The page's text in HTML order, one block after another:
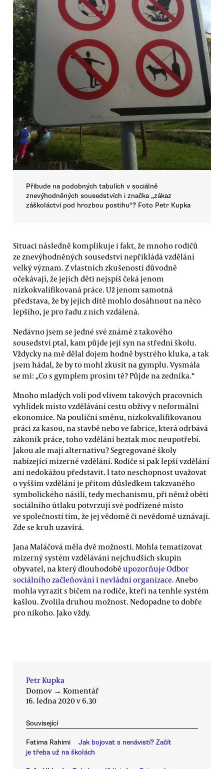
Přibude na podobných tabulích v sociálně
znevýhodněných sousedstvích i značka „zákaz
záškoláctví pod hrozbou postihu“? Foto Petr Kupka
Situaci následně komplikuje i fakt, že mnoho rodičů
ze znevýhodněných sousedství nepřikládá vzdělání
velký význam. Z vlastních zkušeností důvodně
očekávají, že jejich děti nejspíš čeká jenom
nízkokvalifikovaná práce. Už jenom samotná
představa, že by jejich dítě mohlo dosáhnout na něco
lepšího, je pro řadu z nich vzdálená.
Nedávno jsem se jedné své známé z takového
sousedství ptal, kam půjde její syn na střední školu.
Vždycky na mě dělal dojem hodně bystrého kluka, a tak
jsem hádal, že by to mohl zkusit na gymplu. Vysmála
se mi: „Co s gymplem prosím tě? Půjde na zedníka.“
Mnoho mladých volí pod vlivem takových pracovních
vyhlídek místo vzdělávání cestu obživy v neformální
ekonomice. Na pouliční směnu, nízkokvalifikovanou
práci za kasou, na stavbě nebo ve fabrice, která odrbává
zákoník práce, toho vzdělání beztak moc neupotřebí.
Jakou ale mají alternativu? Segregované školy
nabízející mizerné vzdělání. Rodiče si pak lepší vzdělání
ani nedokážou představit. I tato neschopnost uvažovat
o vyšším vzdělání je přitom důsledkem takzvaného
symbolického násilí, tedy mechanismu, při němž oběti
sociálního útlaku potvrzují své podřízené místo
ve společnosti tím, že jej vědomě či nevědomě uznávají.
Zde se kruh uzavírá.
Jana Maláčová měla dvě možnosti. Mohla tematizovat
mizerný systém vzdělávání nejchudších skupin
obyvatel, na který dlouhodobě upozorňuje Odbor
sociálního začleňováníinevládní organizace. Anebo
mohla vyrazit s bičem na rodiče, kteří na tenhle systém
kašlou. Zvolila druhou možnost. Nedopadne to dobře
pro nikoho. Jako vždy.
Petr Kupka
Domov → Komentář
16. ledna 2020 v 6.30
Související
Fatima Rahimi
Jak bojovat s nenávistí? Začít
je třeba už na školách